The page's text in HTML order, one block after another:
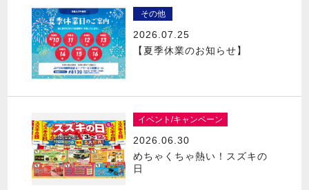
その他
2026.07.25
【夏季休業のお知らせ】
イベント/キャンペーン
2026.06.30
めちゃくちゃ熱い！スズキの
日